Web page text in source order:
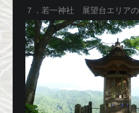
７．若一神社 展望台エリア